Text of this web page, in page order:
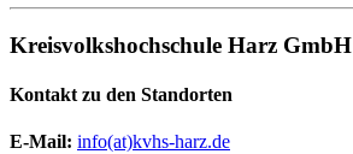
Kreisvolkshochschule Harz GmbH
Kontakt zu den Standorten
E-Mail: info(at)kvhs-harz.de